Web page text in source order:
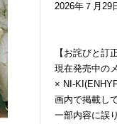
2026年７月
【お詫びと訂正
現在発売中の
× NI-
画内で掲載し
一部内容に誤